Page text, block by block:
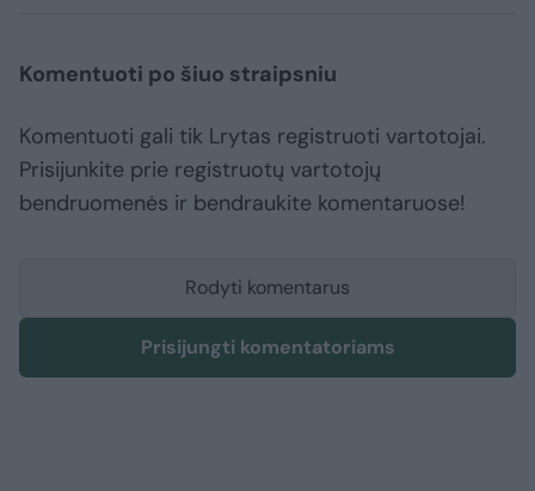
Komentuoti po šiuo straipsniu
Komentuoti gali tik Lrytas registruoti vartotojai.
Prisijunkite prie registruotų vartotojų
bendruomenės ir bendraukite komentaruose!
Rodyti komentarus
Prisijungti komentatoriams